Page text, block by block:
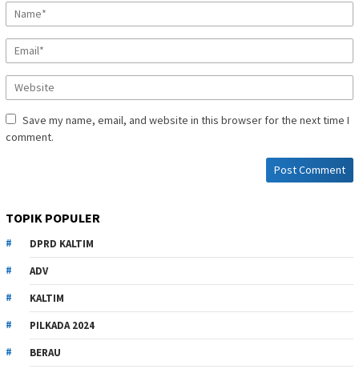
Save my name, email, and website in this browser for the next time I
comment.
TOPIK POPULER
DPRD KALTIM
ADV
KALTIM
PILKADA 2024
BERAU